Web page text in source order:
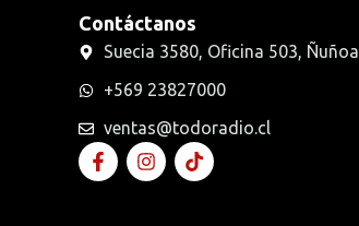
Contáctanos
Suecia 3580, Oficina 503, Ñuñoa
+569 23827000
ventas@todoradio.cl